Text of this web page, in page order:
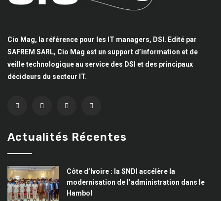
Cio Mag, la référence pour les IT managers, DSI. Edité par
SAFREM SARL, Cio Mag est un support d’information et de
veille technologique au service des DSI et des principaux
décideurs du secteur IT.
Actualités Récentes
Côte d’Ivoire : la SNDI accélère la
modernisation de l’administration dans le
Hambol